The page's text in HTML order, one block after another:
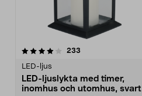
233
LED-ljus
LED-ljuslykta med timer,
inomhus och utomhus, svart
0.0 av 5 stjärnor